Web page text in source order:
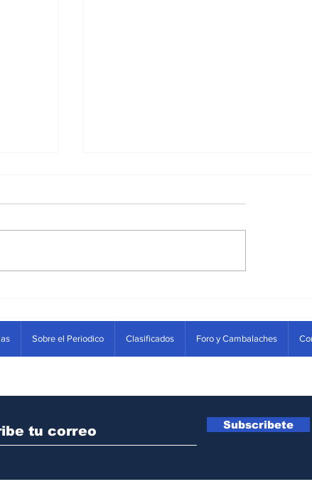
con la información del
Predial Unificado-IPU
Sobre el Periodico Clasificados Foro y Cambalaches
Subscribete